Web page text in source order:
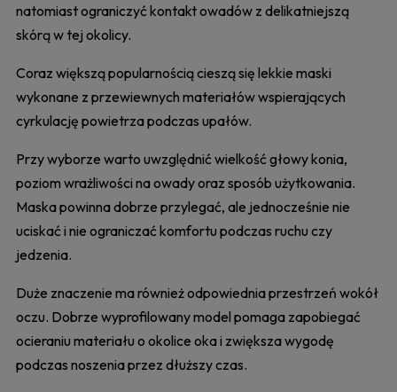
natomiast ograniczyć kontakt owadów z delikatniejszą
skórą w tej okolicy.
Coraz większą popularnością cieszą się lekkie maski
wykonane z przewiewnych materiałów wspierających
cyrkulację powietrza podczas upałów.
Przy wyborze warto uwzględnić wielkość głowy konia,
poziom wrażliwości na owady oraz sposób użytkowania.
Maska powinna dobrze przylegać, ale jednocześnie nie
uciskać i nie ograniczać komfortu podczas ruchu czy
jedzenia.
Duże znaczenie ma również odpowiednia przestrzeń wokół
oczu. Dobrze wyprofilowany model pomaga zapobiegać
ocieraniu materiału o okolice oka i zwiększa wygodę
podczas noszenia przez dłuższy czas.